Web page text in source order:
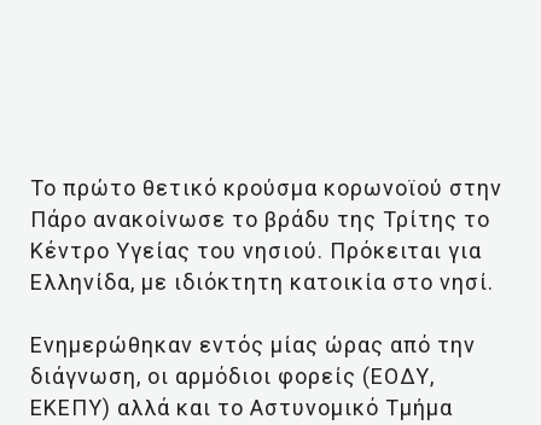
Το πρώτο θετικό κρούσμα κορωνοϊού στην
Πάρο ανακοίνωσε το βράδυ της Τρίτης το
Κέντρο Υγείας του νησιού. Πρόκειται για
Ελληνίδα, με ιδιόκτητη κατοικία στο νησί.
Ενημερώθηκαν εντός μίας ώρας από την
διάγνωση, οι αρμόδιοι φορείς (ΕΟΔΥ,
ΕΚΕΠΥ) αλλά και το Αστυνομικό Τμήμα